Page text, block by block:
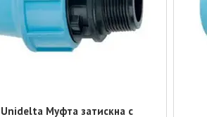
Unidelta Муфта затискна c